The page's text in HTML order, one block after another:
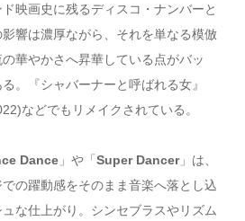
映画史に残るディスコ・ナンバーと
響は濃厚ながら、それを単なる模倣
華やかさへ昇華している点がバッ
。『シャバーナーと呼ばれる女』
などでもリメイクされている。
Dance」や「 Super Dancer」は、
の躍動感をそのまま音楽へ落とし込
な仕上がり。シンセブラスやリズム